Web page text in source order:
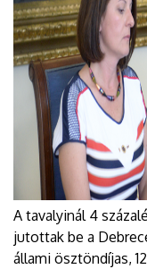
A tavalyinál 4
jutottak be a
állami ösztöndíjas,